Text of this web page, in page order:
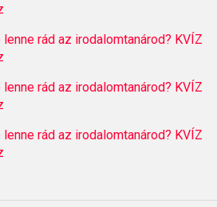
rád az irodalomtanárod? KVÍZ
rád az irodalomtanárod? KVÍZ
rád az irodalomtanárod? KVÍZ